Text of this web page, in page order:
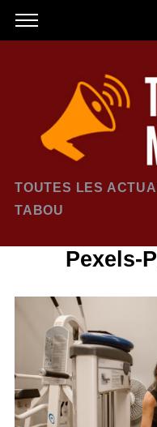
TOUTES LES
TABOU
Pexels-